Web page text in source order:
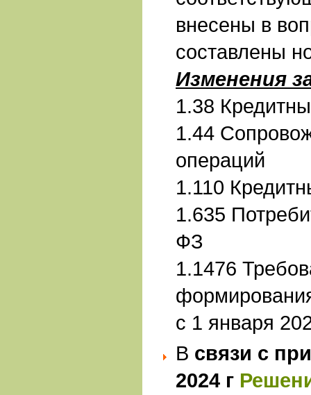
внесены в
составлены
Изменения
1.38
1.44
операций
1.110
1.635
ФЗ
1.1476
с 1 января
В связи с
2024 г